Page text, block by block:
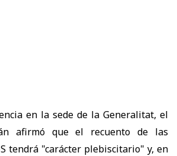
en la sede de la Generalitat, el
afirmó que el recuento de las
tendrá "carácter plebiscitario" y, en